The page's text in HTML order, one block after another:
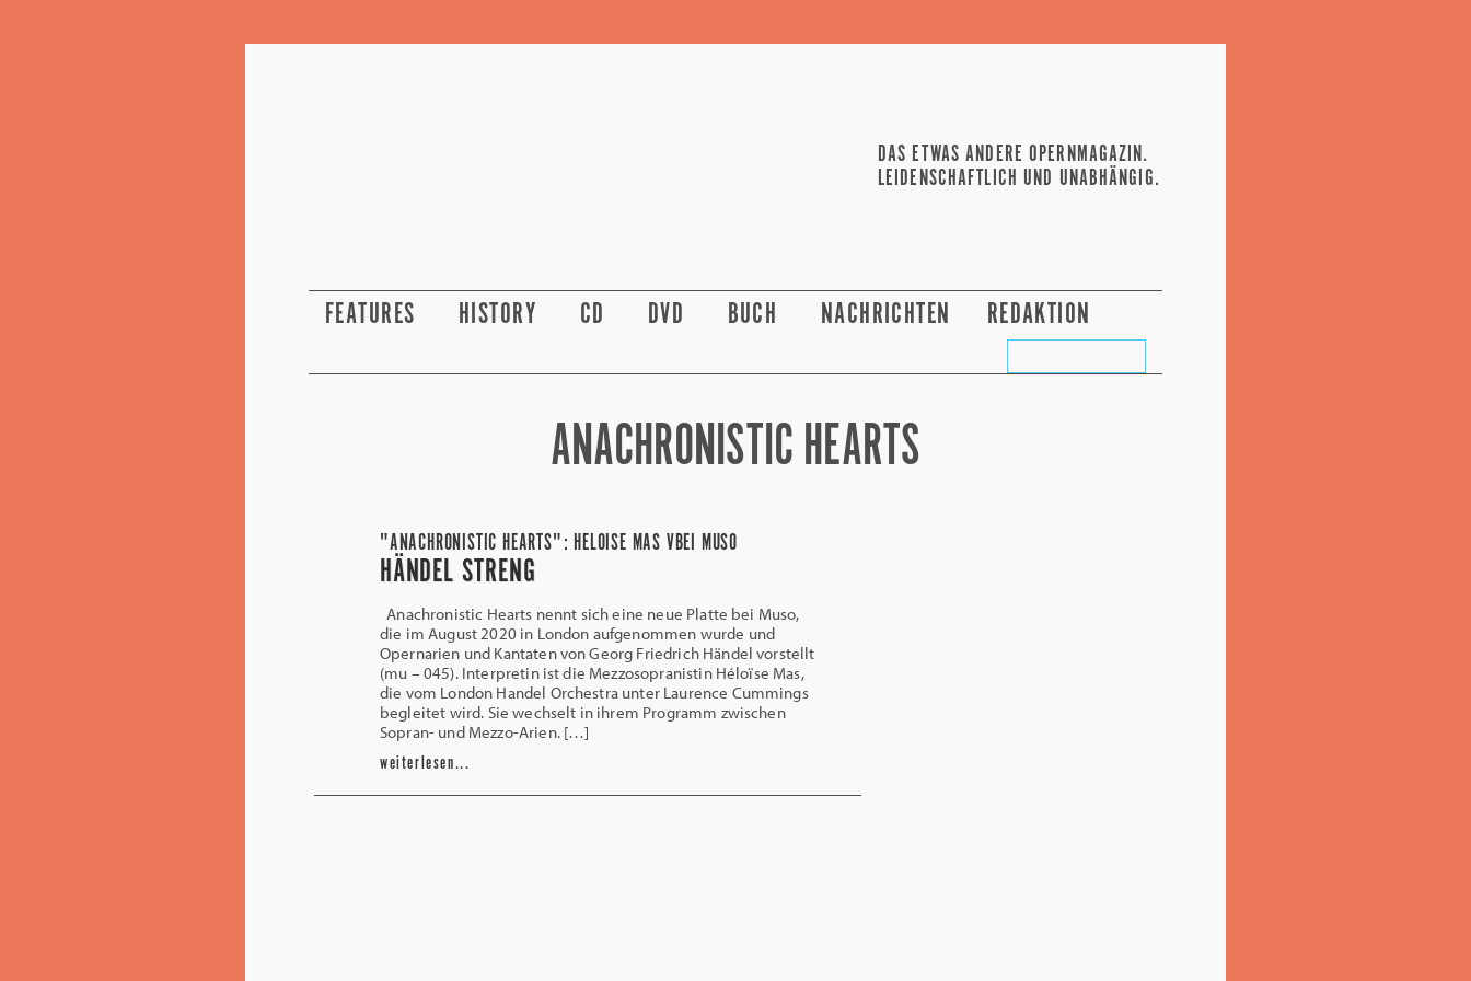
DAS ETWAS ANDERE OPERNMAGAZIN.
LEIDENSCHAFTLICH UND UNABHÄNGIG.
FEATURES HISTORY CD DVD BUCH NACHRICHTEN REDAKTION
ANACHRONISTIC HEARTS
"ANACHRONISTIC HEARTS": HELOISE MAS VBEI MUSO
HÄNDEL STRENG
Anachronistic Hearts nennt sich eine neue Platte bei Muso,
die im August 2020 in London aufgenommen wurde und
Opernarien und Kantaten von Georg Friedrich Händel vorstellt
(mu – 045). Interpretin ist die Mezzosopranistin Héloïse Mas,
die vom London Handel Orchestra unter Laurence Cummings
begleitet wird. Sie wechselt in ihrem Programm zwischen
Sopran- und Mezzo-Arien. […]
weiterlesen...